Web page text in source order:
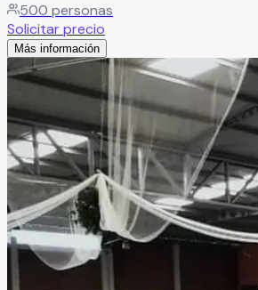
Cada rincón diseñado para impresionar.
500 personas
Solicitar precio
Más información